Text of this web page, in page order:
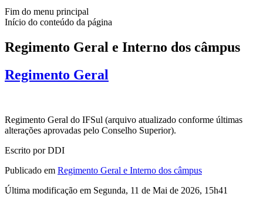
Fim do menu principal
Início do conteúdo da página
Regimento Geral e Interno dos câmpus
Regimento Geral
Regimento Geral do IFSul (arquivo atualizado conforme últimas
alterações aprovadas pelo Conselho Superior).
Escrito por DDI
Publicado em Regimento Geral e Interno dos câmpus
Última modificação em Segunda, 11 de Mai de 2026, 15h41